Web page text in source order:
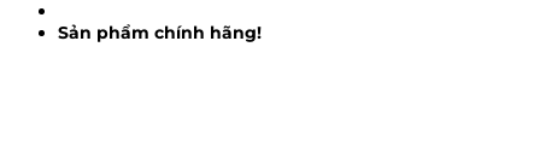
Sản phẩm chính hãng!